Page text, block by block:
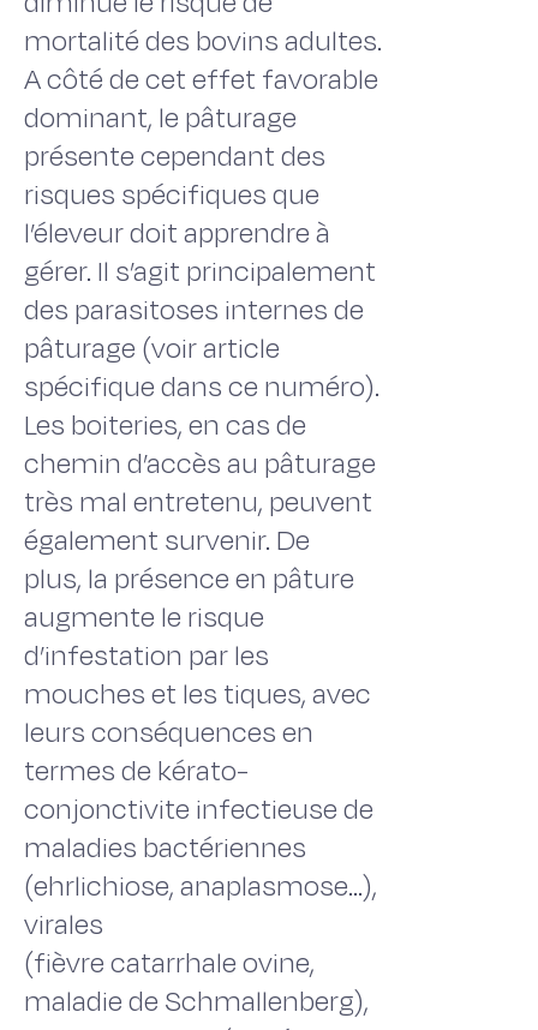
mortalité des bovins adultes.
A côté de cet effet favorable
dominant, le pâturage
présente cependant des
risques spécifiques que
l’éleveur doit apprendre à
gérer. Il s’agit principalement
des parasitoses internes de
pâturage (voir article
spécifique dans ce numéro).
Les boiteries, en cas de
chemin d’accès au pâturage
très mal entretenu, peuvent
également survenir. De
plus, la présence en pâture
augmente le risque
d’infestation par les
mouches et les tiques, avec
leurs conséquences en
termes de kérato-
conjonctivite infectieuse de
maladies bactériennes
(ehrlichiose, anaplasmose...),
virales
(fièvre catarrhale ovine,
maladie de Schmallenberg),